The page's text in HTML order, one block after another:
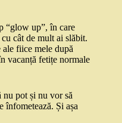
“glow up”, în care
cât de mult ai slăbit.
fiice mele după
vacanță fetițe normale
pot și nu vor să
înfometează. Și așa